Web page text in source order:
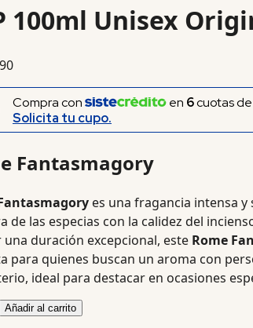
100ml Unisex
Compra con en 6cuotas de
Solicita tu cupo.
Fantasmagory
es una fragancia intensa y
de las especias con la calidez del
duración excepcional, este Rome
para quienes buscan un aroma con
ideal para destacar en ocasiones
Añadir al carrito